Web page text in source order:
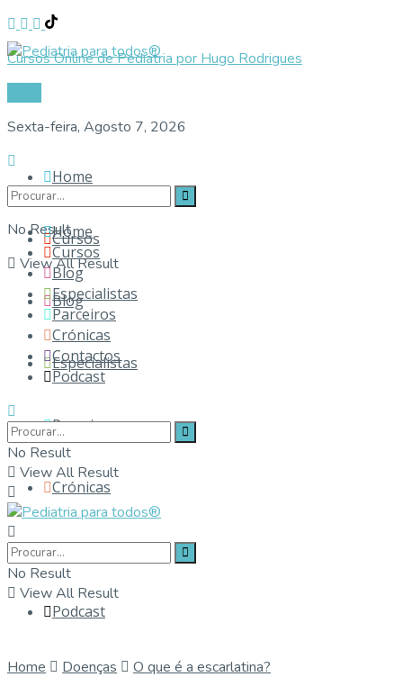
Cursos Online de Pediatria por Hugo Rodrigues
Sexta-feira, Agosto 7, 2026
No Result
View All Result
Home
Cursos
Blog
Especialistas
Parceiros
Crónicas
Contactos
Podcast
Home
Cursos
Blog
Especialistas
Parceiros
Crónicas
Contactos
Podcast
No Result
View All Result
No Result
View All Result
Home Doenças O que é a escarlatina?